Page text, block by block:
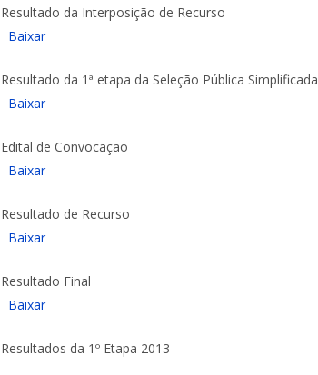
Resultado da Interposição de Recurso
Baixar
Resultado da 1ª etapa da Seleção Pública Simplificada
Baixar
Edital de Convocação
Baixar
Resultado de Recurso
Baixar
Resultado Final
Baixar
Resultados da 1º Etapa 2013